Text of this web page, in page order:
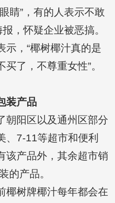
睛”，有的人表示不敢
，怀疑企业被恶搞。
示，“椰树椰汁真的是
了，不尊重女性”。
装产品
阳区以及通州区部分
、7-11等超市和便利
该产品外，其余超市销
的产品。
树牌椰汁每年都会在